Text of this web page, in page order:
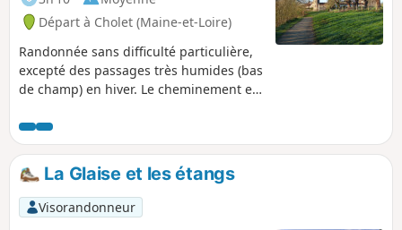
pittoresque à partir duquel vous découvrirez le village : ses
vignes, son bocage et sa carrière (voir le chapitre À voir
pour des compléments historiques sur le lieu).
Départ à Cholet (Maine-et-Loire)
Randonnée sans difficulté particulière,
excepté des passages très humides (bas
de champ) en hiver. Le cheminement est
possible en bordure de lac
La Glaise et les étangs
Visorandonneur